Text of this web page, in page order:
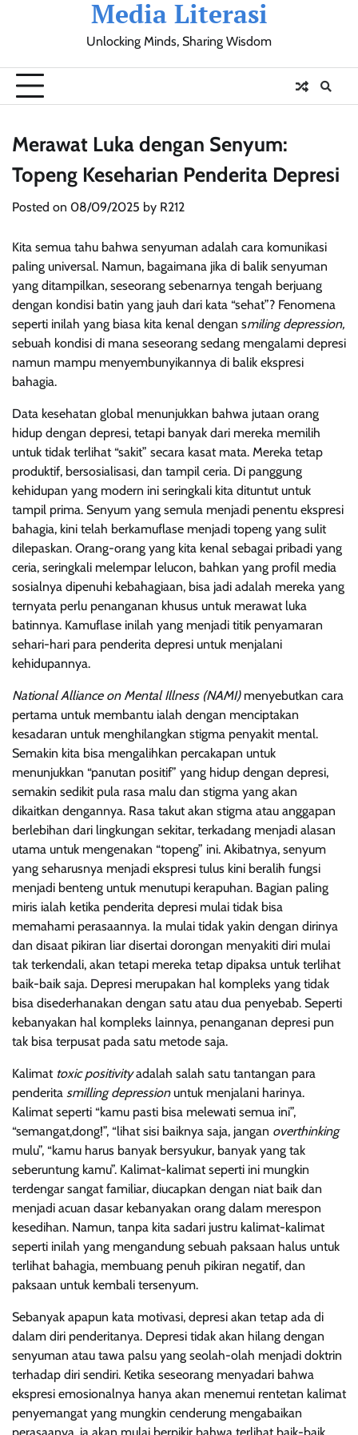
Media Literasi
Unlocking Minds, Sharing Wisdom
Pendidikan
SosialOlahraga
Resensi
Ulasan
Opini
Merawat Luka dengan Senyum:
Topeng Keseharian Penderita Depresi
Posted on 08/09/2025 by R212
Kita semua tahu bahwa senyuman adalah cara komunikasi
paling universal. Namun, bagaimana jika di balik senyuman
yang ditampilkan, seseorang sebenarnya tengah berjuang
dengan kondisi batin yang jauh dari kata “sehat”? Fenomena
seperti inilah yang biasa kita kenal dengan smiling depression,
sebuah kondisi di mana seseorang sedang mengalami depresi
namun mampu menyembunyikannya di balik ekspresi
bahagia.
Data kesehatan global menunjukkan bahwa jutaan orang
hidup dengan depresi, tetapi banyak dari mereka memilih
untuk tidak terlihat “sakit” secara kasat mata. Mereka tetap
produktif, bersosialisasi, dan tampil ceria. Di panggung
kehidupan yang modern ini seringkali kita dituntut untuk
tampil prima. Senyum yang semula menjadi penentu ekspresi
bahagia, kini telah berkamuflase menjadi topeng yang sulit
dilepaskan. Orang-orang yang kita kenal sebagai pribadi yang
ceria, seringkali melempar lelucon, bahkan yang profil media
sosialnya dipenuhi kebahagiaan, bisa jadi adalah mereka yang
ternyata perlu penanganan khusus untuk merawat luka
batinnya. Kamuflase inilah yang menjadi titik penyamaran
sehari-hari para penderita depresi untuk menjalani
kehidupannya.
National Alliance on Mental Illness (NAMI) menyebutkan cara
pertama untuk membantu ialah dengan menciptakan
kesadaran untuk menghilangkan stigma penyakit mental.
Semakin kita bisa mengalihkan percakapan untuk
menunjukkan “panutan positif” yang hidup dengan depresi,
semakin sedikit pula rasa malu dan stigma yang akan
dikaitkan dengannya. Rasa takut akan stigma atau anggapan
berlebihan dari lingkungan sekitar, terkadang menjadi alasan
utama untuk mengenakan “topeng” ini. Akibatnya, senyum
yang seharusnya menjadi ekspresi tulus kini beralih fungsi
menjadi benteng untuk menutupi kerapuhan. Bagian paling
miris ialah ketika penderita depresi mulai tidak bisa
memahami perasaannya. Ia mulai tidak yakin dengan dirinya
dan disaat pikiran liar disertai dorongan menyakiti diri mulai
tak terkendali, akan tetapi mereka tetap dipaksa untuk terlihat
baik-baik saja. Depresi merupakan hal kompleks yang tidak
bisa disederhanakan dengan satu atau dua penyebab. Seperti
kebanyakan hal kompleks lainnya, penanganan depresi pun
tak bisa terpusat pada satu metode saja.
Kalimat toxic positivityadalah salah satu tantangan para
penderita smilling depressionuntuk menjalani harinya.
Kalimat seperti “kamu pasti bisa melewati semua ini”,
“semangat,dong!”, “lihat sisi baiknya saja, jangan overthinking
mulu”, “kamu harus banyak bersyukur, banyak yang tak
seberuntung kamu”. Kalimat-kalimat seperti ini mungkin
terdengar sangat familiar, diucapkan dengan niat baik dan
menjadi acuan dasar kebanyakan orang dalam merespon
kesedihan. Namun, tanpa kita sadari justru kalimat-kalimat
seperti inilah yang mengandung sebuah paksaan halus untuk
terlihat bahagia, membuang penuh pikiran negatif, dan
paksaan untuk kembali tersenyum.
Sebanyak apapun kata motivasi, depresi akan tetap ada di
dalam diri penderitanya. Depresi tidak akan hilang dengan
senyuman atau tawa palsu yang seolah-olah menjadi doktrin
terhadap diri sendiri. Ketika seseorang menyadari bahwa
ekspresi emosionalnya hanya akan menemui rentetan kalimat
penyemangat yang mungkin cenderung mengabaikan